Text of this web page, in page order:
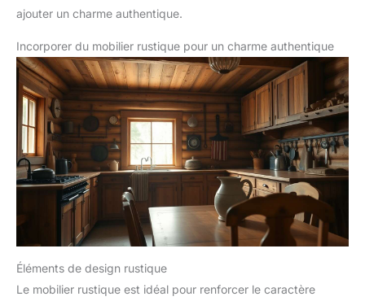
ajouter un charme authentique.
Incorporer du mobilier rustique pour un charme authentique
Éléments de design rustique
Le mobilier rustique est idéal pour renforcer le caractère